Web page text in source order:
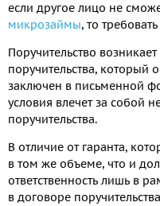
если другое лицо не
микрозаймы, то
Поручительство
поручительства, который
заключен в письменной
условия влечет за собой
поручительства.
В отличие от гаранта,
в том же объеме, что и
ответственность лишь в
в договоре